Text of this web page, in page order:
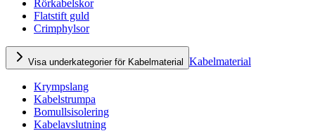
Rörkabelskor
Flatstift guld
Crimphylsor
Visa underkategorier för Kabelmaterial Kabelmaterial
Krympslang
Kabelstrumpa
Bomullsisolering
Kabelavslutning